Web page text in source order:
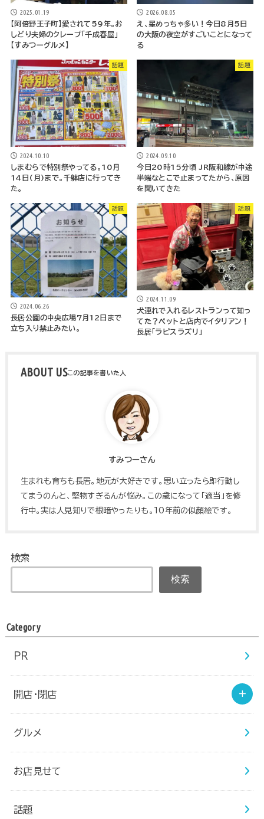
2025.01.19
【阿倍野王子町】愛されて59年。お
しどり夫婦のクレープ「千成春屋」
【すみつーグルメ】
2026.08.05
え、星めっちゃ多い！今日8月5日
の大阪の夜空がすごいことになって
る
話題
2024.10.10
しまむらで特別祭やってる。10月
14日(月)まで。千躰店に行ってき
た。
話題
2024.09.10
今日20時15分頃 JR阪和線が中途
半端なとこで止まってたから、原因
を聞いてきた
話題
2024.06.26
長居公園の中央広場7月12日まで
立ち入り禁止みたい。
話題
2024.11.09
犬連れで入れるレストランって知っ
てた？ペットと店内でイタリアン！
長居「ラピスラズリ」
ABOUT US
すみつーさん
生まれも育ちも長居。地元が大好きです。思い立ったら即行動し
てまうのんと、堅物すぎるんが悩み。この歳になって「適当」を修
行中。実は人見知りで根暗やったりも。10年前の似顔絵です。
検索
検索
Category
PR
開店・閉店
グルメ
お店見せて
話題